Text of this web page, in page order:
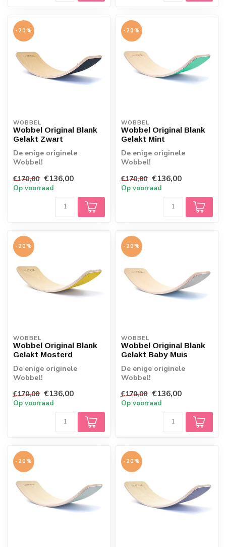
-20%
WOBBEL
Wobbel Original Blank
Gelakt Zwart
De enige originele
Wobbel!
uitnodigt tot bewegen,
Wobbels...
€170,00 €136,00
Op voorraad
-20%
WOBBEL
Wobbel Original Blank
Gelakt Mint
De enige originele
Wobbel!
uitnodigt tot bewegen,
Wobbels...
€170,00 €136,00
Op voorraad
-20%
WOBBEL
Wobbel Original Blank
Gelakt Mosterd
De enige originele
Wobbel!
uitnodigt tot bewegen,
Wobbels...
€170,00 €136,00
Op voorraad
-20%
WOBBEL
Wobbel Original Blank
Gelakt Baby Muis
De enige originele
Wobbel!
uitnodigt tot bewegen,
Wobbels...
€170,00 €136,00
Op voorraad
-20% -20%